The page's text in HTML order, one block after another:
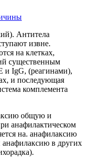
Антитела
извне.
на клетках,
существенным
и IgG, (реагинами),
и последующая
комплемента
общую и
анафилактическом
на. анафилаксию
в других